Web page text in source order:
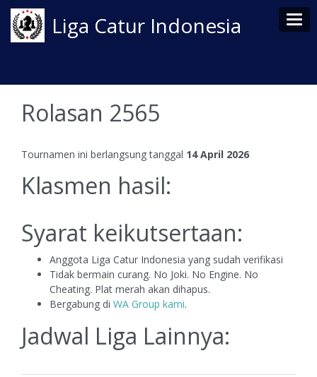
Liga Catur Indonesia
Rolasan 2565
Tournamen ini berlangsung tanggal 14 April 2026
Klasmen hasil:
Syarat keikutsertaan:
Anggota Liga Catur Indonesia yang sudah verifikasi
Tidak bermain curang. No Joki. No Engine. No
Cheating. Plat merah akan dihapus.
Bergabung di WA Group kami.
Jadwal Liga Lainnya: